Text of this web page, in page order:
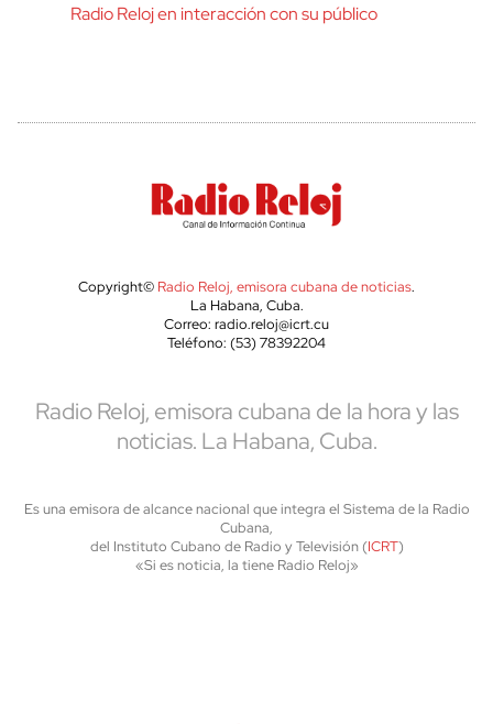
Radio Reloj en interacción con su público
Copyright© Radio Reloj, emisora cubana de noticias.
La Habana, Cuba.
Correo: radio.reloj@icrt.cu
Teléfono: (53) 78392204
Radio Reloj, emisora cubana de la hora y las
noticias. La Habana, Cuba.
Es una emisora de alcance nacional que integra el Sistema de la Radio
Cubana,
del Instituto Cubano de Radio y Televisión (ICRT)
«Si es noticia, la tiene Radio Reloj»